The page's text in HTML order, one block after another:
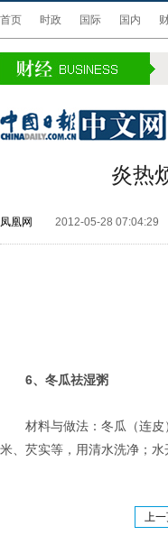
首页 时政 国际 国内
炎热
凤凰网 2012-05-28 07:04:29
6、冬瓜祛湿粥
材料与做法：冬瓜（连
米、芡实等，用清水洗净；水
上一